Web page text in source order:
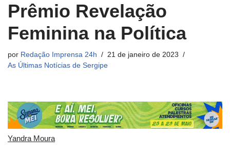
Prêmio Revelação
Feminina na Política
por Redação Imprensa 24h
21 de janeiro de 2023
As Últimas Notícias de Sergipe
Yandra Moura